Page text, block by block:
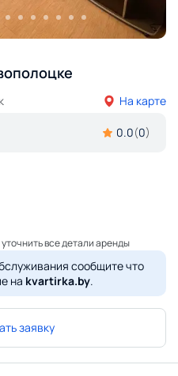
На карте
0.0(0)
все детали аренды
сообщите что
на kvartirka.by.
заявку